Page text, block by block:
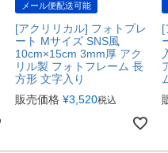
メール便配送可能
[アクリリカル] フォトプレ
ート Mサイズ SNS風
10cm×15cm 3mm厚 アク
リル製 フォトフレーム 長
方形 文字入り
販売価格 ¥3,520税込
[